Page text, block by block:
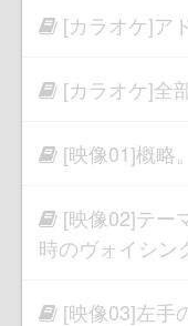
[カラオケ]ア
[カラオケ]全
[映像01]概略。
[映像02]テー
時のヴォイシン
[映像03]左手